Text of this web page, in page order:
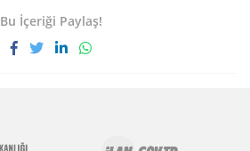
Bu İçeriği Paylaş!